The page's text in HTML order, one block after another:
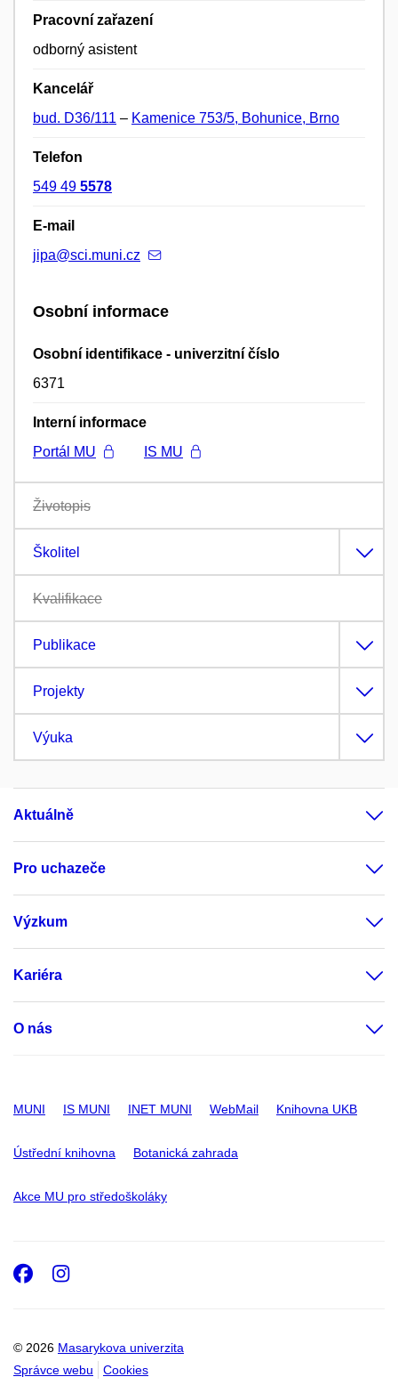
Pracovní zařazení
odborný asistent
Kancelář
bud. D36/111 – Kamenice 753/5, Bohunice, Brno
Telefon
549 49 5578
E-mail
jipa@sci.muni.cz
Osobní informace
Osobní identifikace - univerzitní číslo
6371
Interní informace
Portál MU
IS MU
Životopis
Školitel
Kvalifikace
Publikace
Projekty
Výuka
Aktuálně
Pro uchazeče
Výzkum
Kariéra
O nás
MUNI IS MUNI INET MUNI WebMail Knihovna UKB
Ústřední knihovna Botanická zahrada
Akce MU pro středoškoláky
© 2026 Masarykova univerzita
Správce webu
Cookies
Facebook
Instagram